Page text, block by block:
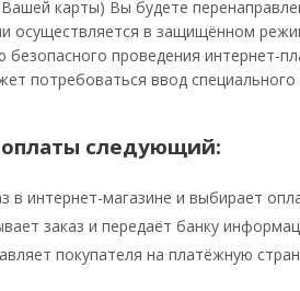
карты) Вы будете
осуществляется в защищённом
проведения интернет-
потребоваться ввод специального
следующий:
в интернет-магазине и выбирает
заказ и передаёт банку
покупателя на платёжную